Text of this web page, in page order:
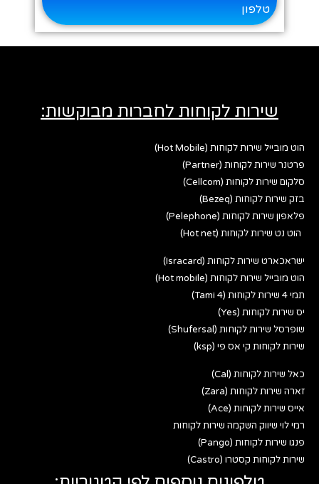
טלפון
שירות לקוחות לחברות מבוקשות:
הוט מובייל שירות לקוחות (Hot Mobile)
פרטנר שירות לקוחות (Partner)
סלקום שירות לקוחות (Cellcom)
בזק שירות לקוחות (Bezeq)
פלאפון שירות לקוחות (Pelephone)
הוט נט שירות לקוחות (Hot net)
ישראכארט שירות לקוחות (Isracard)
הוט מובייל שירות לקוחות (Hot mobile)
תמי 4 שירות לקוחות (Tami 4)
יס שירות לקוחות (Yes)
שופרסל שירות לקוחות (Shufersal)
שירות לקוחות קי אס פי (ksp)
כאל שירות לקוחות (Cal)
זארה שירות לקוחות (Zara)
אייס שירות לקוחות (Ace)
רמי לוי שיווק השקמה שירות לקוחות
פנגו שירות לקוחות (Pango)
שירות לקוחות קסטרו (Castro)